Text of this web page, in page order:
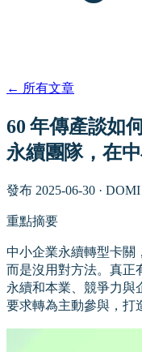
← 所有文章
60 年傳產談如
永續團隊，在
發布 2025-06-30 · DOMI
重點摘要
中小企業永續轉型卡關
而是沒用對方法。真正
永續和本業、競爭力與
要求轉為主動參與，打